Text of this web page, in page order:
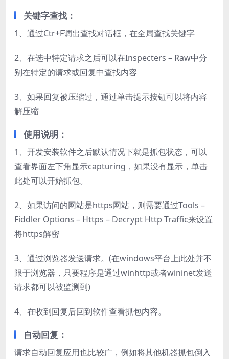
关键字查找：
1、通过Ctr+F调出查找对话框，在全局查找关键字
2、在选中特定请求之后可以在Inspecters – Raw中分
别在特定的请求或回复中查找内容
3、如果回复被压缩过，通过单击提示按钮可以将内容
解压缩
使用说明：
1、开发安装软件之后默认情况下就是抓包状态，可以
查看界面左下角显示capturing，如果没有显示，单击
此处可以开始抓包。
2、如果访问的网站是https网站，则需要通过Tools –
Fiddler Options – Https – Decrypt Http Traffic来设置
将https解密
3、通过浏览器发送请求。(在windows平台上此处并不
限于浏览器，只要程序是通过winhttp或者wininet发送
请求都可以被监测到)
4、在收到回复后回到软件查看抓包内容。
自动回复：
请求自动回复应用也比较广，例如将其他机器抓包倒入